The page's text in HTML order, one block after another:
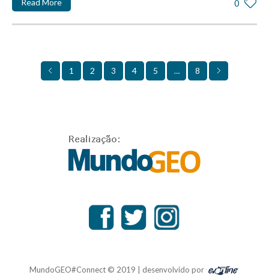
0
Read More
1 2 3 4 5 … 8
MundoGEO#Connect © 2019 | desenvolvido por